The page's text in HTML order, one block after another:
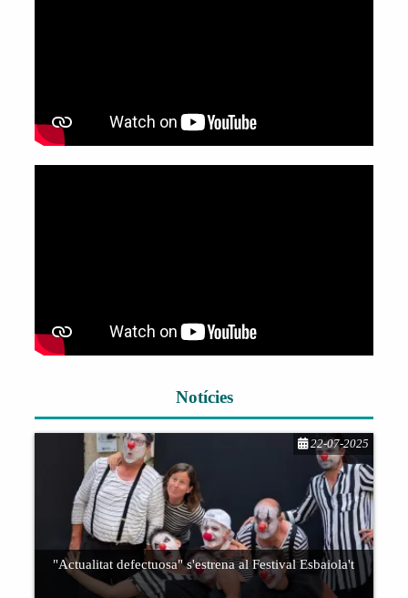
Notícies
"Actualitat defectuosa" s'estrena al Festival Esbaiola't
22-07-2025